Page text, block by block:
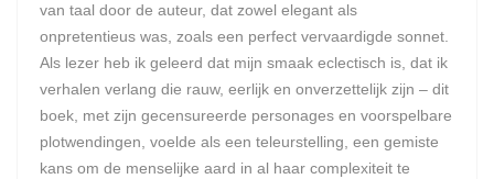
van taal door de auteur, dat zowel elegant als
onpretentieus was, zoals een perfect vervaardigde sonnet.
Als lezer heb ik geleerd dat mijn smaak eclectisch is, dat ik
verhalen verlang die rauw, eerlijk en onverzettelijk zijn – dit
boek, met zijn gecensureerde personages en voorspelbare
plotwendingen, voelde als een teleurstelling, een gemiste
kans om de menselijke aard in al haar complexiteit te